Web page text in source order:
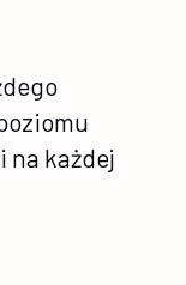
na każdej